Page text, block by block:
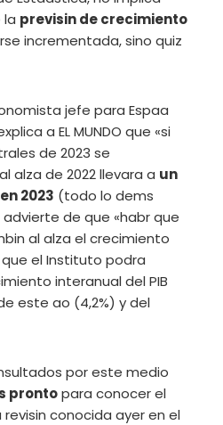
la previsin de crecimiento
incrementada, sino quiz
jefe para Espaa
a EL MUNDO que «si
de 2023 se
alza de 2022 llevara a un
2023 (todo lo dems
de que «habr que
al alza el crecimiento
el Instituto podra
interanual del PIB
este ao (4,2%) y del
por este medio
prontopara conocer el
conocida ayer en el